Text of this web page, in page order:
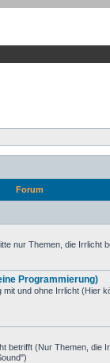
Forum
nur Themen, die Irrlicht
Programmierung)
mit und ohne Irrlicht (Hier
betrifft (Nur Themen, die